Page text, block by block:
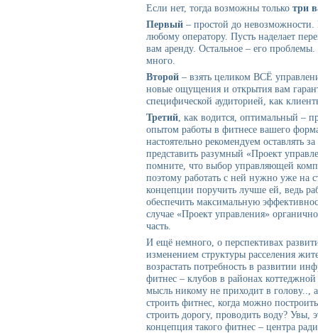
Если нет, тогда возможны только три
Первый – простой до невозможности.
любому оператору. Пусть наделает
вам аренду. Остальное – его
много.
Второй – взять целиком ВСЁ
новые ощущения и открытия вам
специфической аудиторией, как
Третий , как водится, оптимальный –
опытом работы в фитнесе вашего
настоятельно рекомендуем оставлять
представить разумный «Проект
помните, что выбор управляющей
поэтому работать с ней нужно уже на
концепции поручить лучше ей, ведь
обеспечить максимальную
случае «Проект управления»
часть.
И ещё немного, о перспективах
изменением структуры расселения
возрастать потребность в развитии
фитнес – клубов в районах
мысль никому не приходит в голову..,
строить фитнес, когда можно
строить дорогу, проводить воду?
концепция такого фитнес – центра